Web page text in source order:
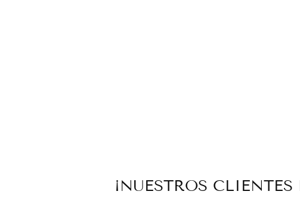
¡NUESTROS